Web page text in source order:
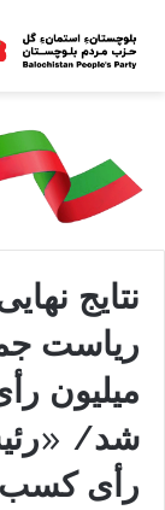
نتایج
میلیون
رأی کسب